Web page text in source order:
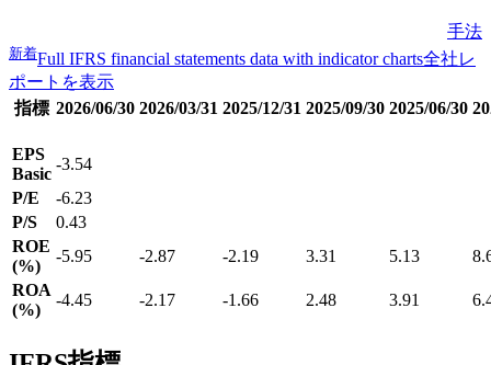
手法
新着Full IFRS financial statements data with indicator charts全社レ
ポートを表示
指標 2026/06/30 2026/03/31 2025/12/31 2025/09/30 2025/06/30
EPS
Basic
-3.54
P/E
-6.23
P/S
0.43
ROE
(%)
-5.95 -2.87 -2.19 3.31 5.13
ROA
(%)
-4.45 -2.17 -1.66 2.48 3.91